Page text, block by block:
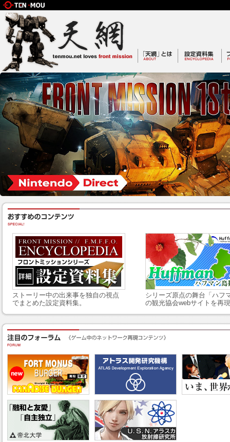
ストーリー中の出来事を独自の視点
でまとめた設定資料集。
シリーズ原点の舞台「ハフ
の観光協会webサイトを再